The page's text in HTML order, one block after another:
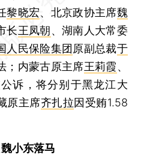
黎晓宏、北京政协主席魏
长王凤朝、湖南人大常委
人民保险集团原副总裁于
；内蒙古原主席王莉霞、
诉，将分别于黑龙江大
原主席齐扎拉因受贿1.58
小东落马